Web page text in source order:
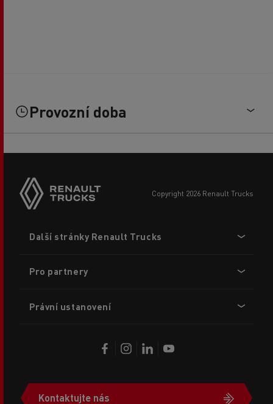
Provozní doba
copyright 2026 Renault Trucks
menu
Další stránky Renault Trucks
Pro partnery
Právní ustanovení
Kontaktujte nás